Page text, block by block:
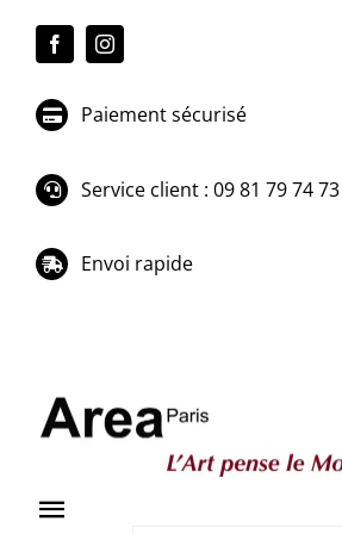
Paiement sécurisé
Service client : 09 81 79 74 73
Envoi rapide